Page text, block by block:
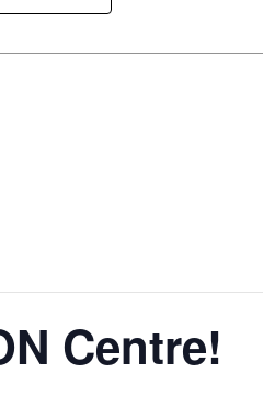
Centre!